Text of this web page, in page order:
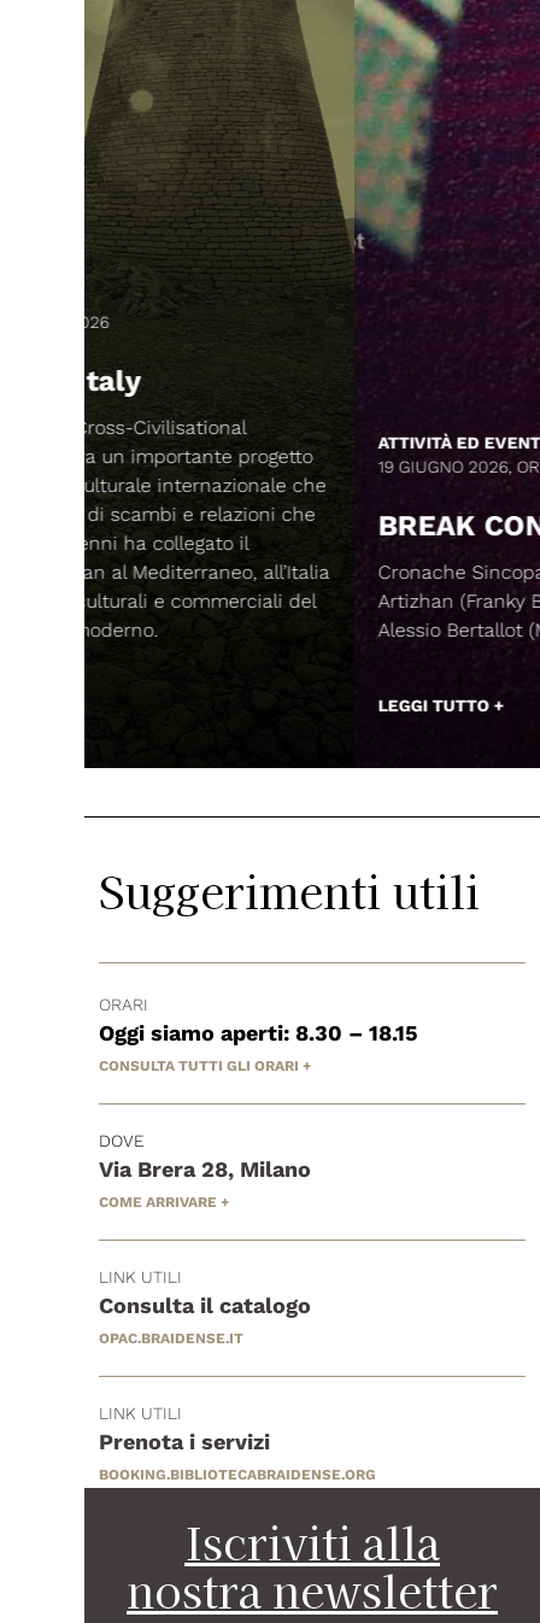
ATTIVITÀ ED EVENTI
19 GIUGNO 2026, ORE 16
BREAK CONSTRUCTION
Cronache Sincopate di Basso e Batteria, di
Artizhan (Franky B) e con la prefazione di
Alessio Bertallot (Magmata edizioni).
Suggerimenti utili
ORARI
Oggi siamo aperti: 8.30 – 18.15
CONSULTA TUTTI GLI ORARI +
DOVE
Via Brera 28, Milano
COME ARRIVARE +
LINK UTILI
Consulta il catalogo
OPAC.BRAIDENSE.IT
LINK UTILI
Prenota i servizi
BOOKING.BIBLIOTECABRAIDENSE.ORG
Iscriviti alla
nostra newsletter